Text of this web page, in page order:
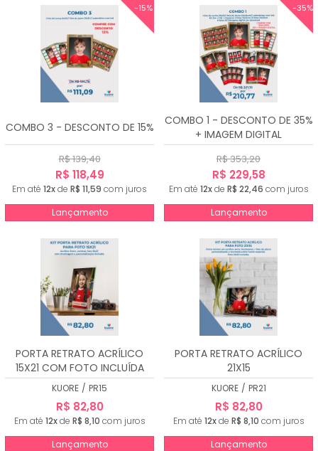
-15%
COMBO 3 - DESCONTO DE 15%
R$ 139,40
R$ 118,49
Em até 12xde R$ 11,59 com juros
Lançamento
-35%
COMBO 1 - DESCONTO DE 35%
+ IMAGEM DIGITAL
R$ 353,20
R$ 229,58
Em até 12xde R$ 22,46 com juros
Lançamento
PORTA RETRATO ACRÍLICO
15X21 COM FOTO INCLUÍDA
KUORE / PR15
R$ 82,80
Em até 12xde R$ 8,10 com juros
Lançamento
PORTA RETRATO ACRÍLICO
21X15
KUORE / PR21
R$ 82,80
Em até 12xde R$ 8,10 com juros
Lançamento